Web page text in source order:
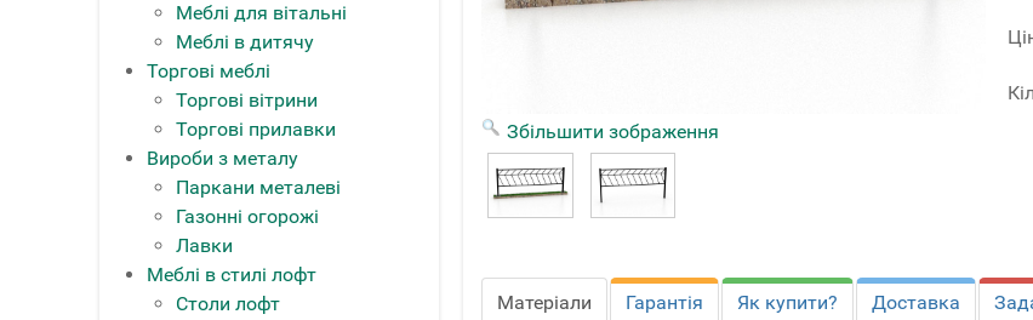
Меблі для вітальні
Меблі в дитячу
Торгові меблі
Торгові вітрини
Торгові прилавки
Вироби з металу
Паркани металеві
Газонні огорожі
Лавки
Меблі в стилі лофт
Столи лофт
Збільшити зображення
Матеріали Гарантія Як купити? Доставка